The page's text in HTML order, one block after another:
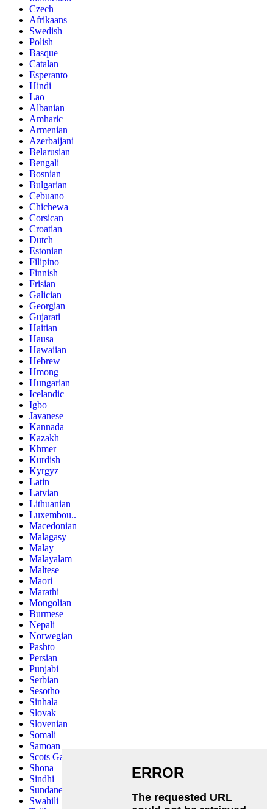
Czech
Afrikaans
Swedish
Polish
Basque
Catalan
Esperanto
Hindi
Lao
Albanian
Amharic
Armenian
Azerbaijani
Belarusian
Bengali
Bosnian
Bulgarian
Cebuano
Chichewa
Corsican
Croatian
Dutch
Estonian
Filipino
Finnish
Frisian
Galician
Georgian
Gujarati
Haitian
Hausa
Hawaiian
Hebrew
Hmong
Hungarian
Icelandic
Igbo
Javanese
Kannada
Kazakh
Khmer
Kurdish
Kyrgyz
Latin
Latvian
Lithuanian
Luxembou..
Macedonian
Malagasy
Malay
Malayalam
Maltese
Maori
Marathi
Mongolian
Burmese
Nepali
Norwegian
Pashto
Persian
Punjabi
Serbian
Sesotho
Sinhala
Slovak
Slovenian
Somali
Samoan
Scots Gaelic
Shona
Sindhi
Sundanese
Swahili